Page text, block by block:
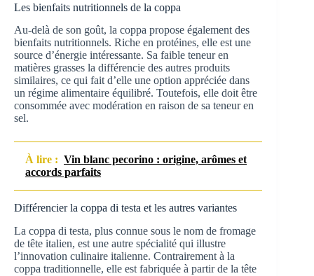
Les bienfaits nutritionnels de la coppa
Au-delà de son goût, la coppa propose également des
bienfaits nutritionnels. Riche en protéines, elle est une
source d’énergie intéressante. Sa faible teneur en
matières grasses la différencie des autres produits
similaires, ce qui fait d’elle une option appréciée dans
un régime alimentaire équilibré. Toutefois, elle doit être
consommée avec modération en raison de sa teneur en
sel.
À lire : Vin blanc pecorino : origine, arômes et
accords parfaits
Différencier la coppa di testa et les autres variantes
La coppa di testa, plus connue sous le nom de fromage
de tête italien, est une autre spécialité qui illustre
l’innovation culinaire italienne. Contrairement à la
coppa traditionnelle, elle est fabriquée à partir de la tête